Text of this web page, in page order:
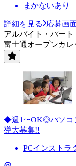
まかないあり
詳細を見る
応募画
アルバイト・パート
富士通オープンカレ
◆週1〜OK◎パソコ
導大募集!!
PCインストラ